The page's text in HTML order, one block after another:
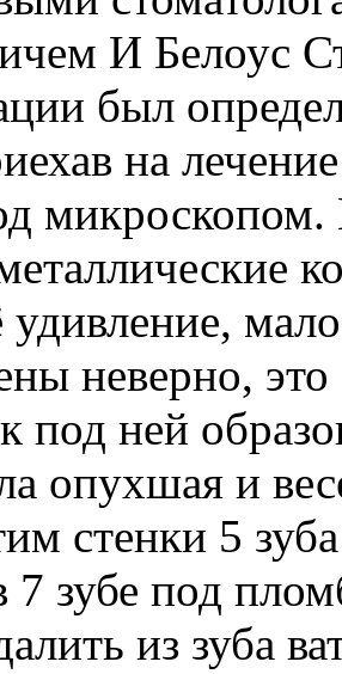
И Белоус
был
на
неверно,
под ней
опухшая и
стенки 5
7 зубе под
из зуба